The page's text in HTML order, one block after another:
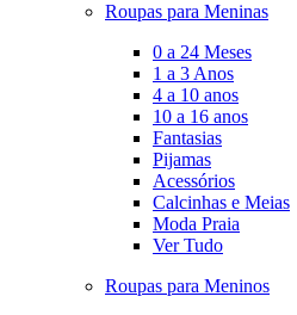
Roupas para Meninas
0 a 24 Meses
1 a 3 Anos
4 a 10 anos
10 a 16 anos
Fantasias
Pijamas
Acessórios
Calcinhas e Meias
Moda Praia
Ver Tudo
Roupas para Meninos